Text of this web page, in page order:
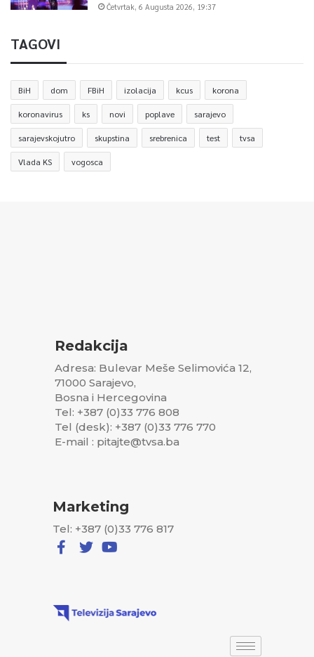
Četvrtak, 6 Augusta 2026, 19:37
TAGOVI
BiH dom FBiH izolacija kcus korona
koronavirus ks novi poplave sarajevo
sarajevskojutro skupstina srebrenica test tvsa
Vlada KS vogosca
Redakcija
Adresa: Bulevar Meše Selimovića 12,
71000 Sarajevo,
Bosna i Hercegovina
Tel: +387 (0)33 776 808
Tel (desk): +387 (0)33 776 770
E-mail : pitajte@tvsa.ba
Marketing
Tel: +387 (0)33 776 817